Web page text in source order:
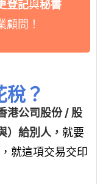
登記與秘書
顧問！
？
港公司股份 / 股
）給別人， 就要
就這項交易交印